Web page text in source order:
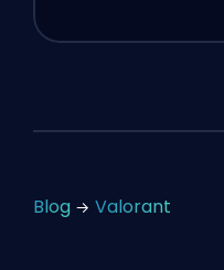
Blog Valorant